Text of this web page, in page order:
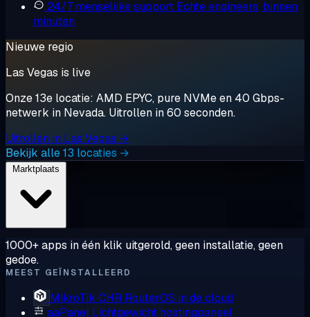
24/7 menselijke support Echte engineers, binnen
minuten
Nieuwe regio
Las Vegas is live
Onze 13e locatie: AMD EPYC, pure NVMe en 40 Gbps-
netwerk in Nevada. Uitrollen in 60 seconden.
Uitrollen in Las Vegas →
Bekijk alle 13 locaties →
1000+ apps in één klik uitgerold, geen installatie, geen
gedoe.
MEEST GEÏNSTALLEERD
MikroTik CHR RouterOS in de cloud
aaPanel Lichtgewicht hostingpaneel